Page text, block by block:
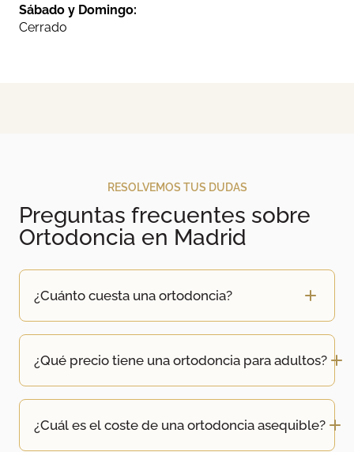
Sábado y Domingo:
Cerrado
RESOLVEMOS TUS DUDAS
Preguntas frecuentes sobre
Ortodoncia en Madrid
¿Cuánto cuesta una ortodoncia?
¿Qué precio tiene una ortodoncia para adultos?
¿Cuál es el coste de una ortodoncia asequible?